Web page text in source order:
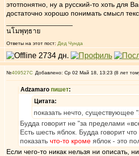
этотпонятно, ну а русский-то хоть для
достаточно хорошо понимать смысл
นโมพุทฺธาย
Ответы на этот пост: Дед Чунда
№409527 Добавлено: Ср 02 Май 18, 13:23 (8 лет
Adzamaro пишет:
Цитата:
показать нечто, существующее
Будда говорит не "за пределами
Есть шесть яблок. Будда говорит
показать что-то кроме яблок - это
Если чего-то никак нельзя ни описать,